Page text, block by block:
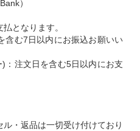
）
となります。
含む7日以内にお振込お願いい
：注文日を含む5日以内にお支
・返品は一切受け付けており